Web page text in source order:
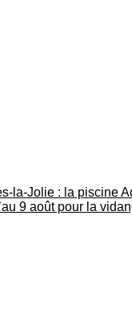
la-Jolie : la piscine
9 août pour la